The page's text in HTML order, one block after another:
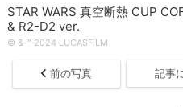
STAR WARS 真空断熱 CUP
& R2-D2 ver.
© & ™ 2024 LUCASFILM
前の写真 記事